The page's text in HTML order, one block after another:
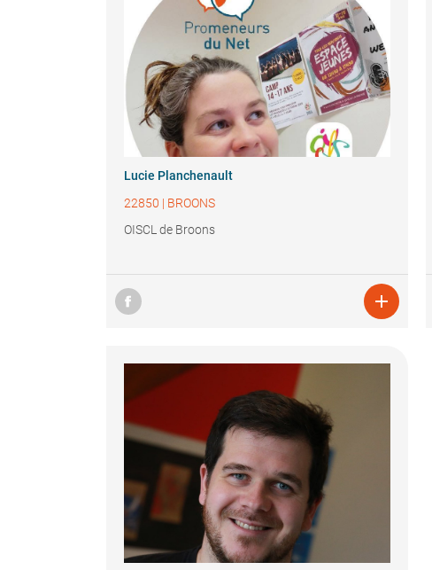
Lucie Planchenault
22850 | BROONS
OISCL de Broons
